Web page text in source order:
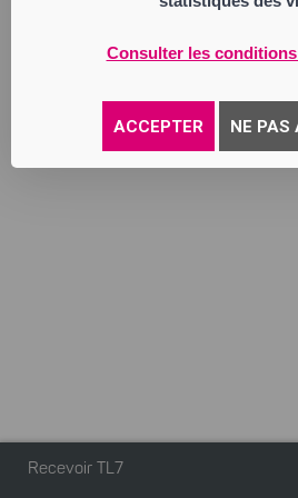
Consulter les
ACCEPTER NE PAS
Recevoir TL7